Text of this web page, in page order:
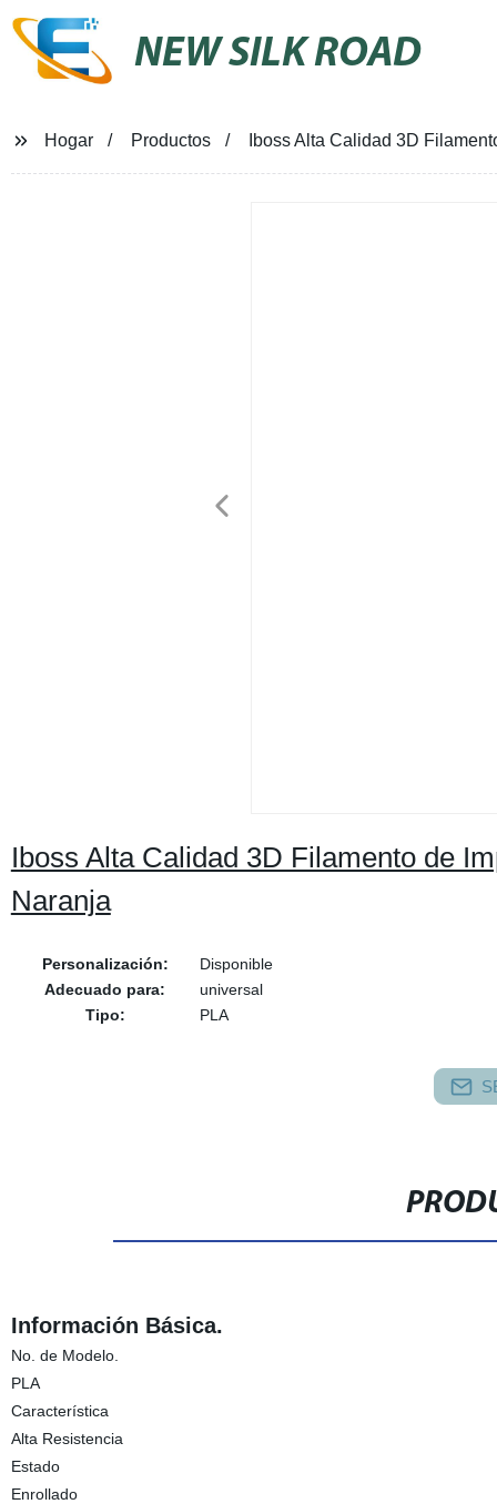
NEW SILK ROAD
Hogar Productos Iboss Alta Calidad 3D
Iboss Alta Calidad 3D Filamento de
Naranja
Personalización:
Disponible
Adecuado para:
universal
Tipo:
PLA
Información Básica.
No. de Modelo.
PLA
Característica
Alta Resistencia
Estado
Enrollado